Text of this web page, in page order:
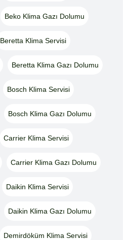
Beko Klima Gazı Dolumu
Beretta Klima Servisi
Beretta Klima Gazı Dolumu
Bosch Klima Servisi
Bosch Klima Gazı Dolumu
Carrier Klima Servisi
Carrier Klima Gazı Dolumu
Daikin Klima Servisi
Daikin Klima Gazı Dolumu
Demirdöküm Klima Servisi